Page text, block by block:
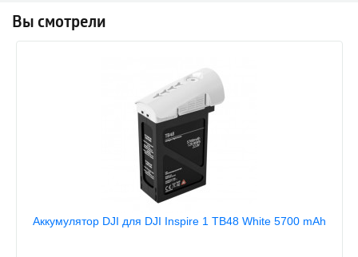
Вы смотрели
Аккумулятор DJI для DJI Inspire 1 TB48 White 5700 mAh